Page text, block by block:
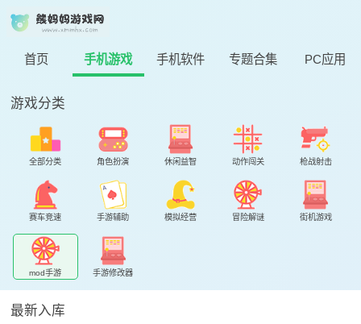
首页 手机游戏 手机软件 专题合集 PC应用
游戏分类
全部分类 角色扮演 休闲益智 动作闯关 枪战射击
赛车竞速 手游辅助 模拟经营 冒险解谜 街机游戏
mod手游 手游修改器
最新入库